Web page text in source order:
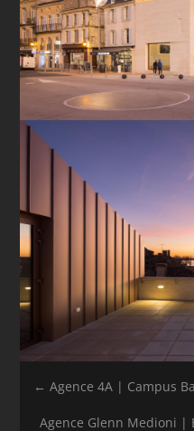
←Agence 4A | Campus
Agence Glenn Medioni |